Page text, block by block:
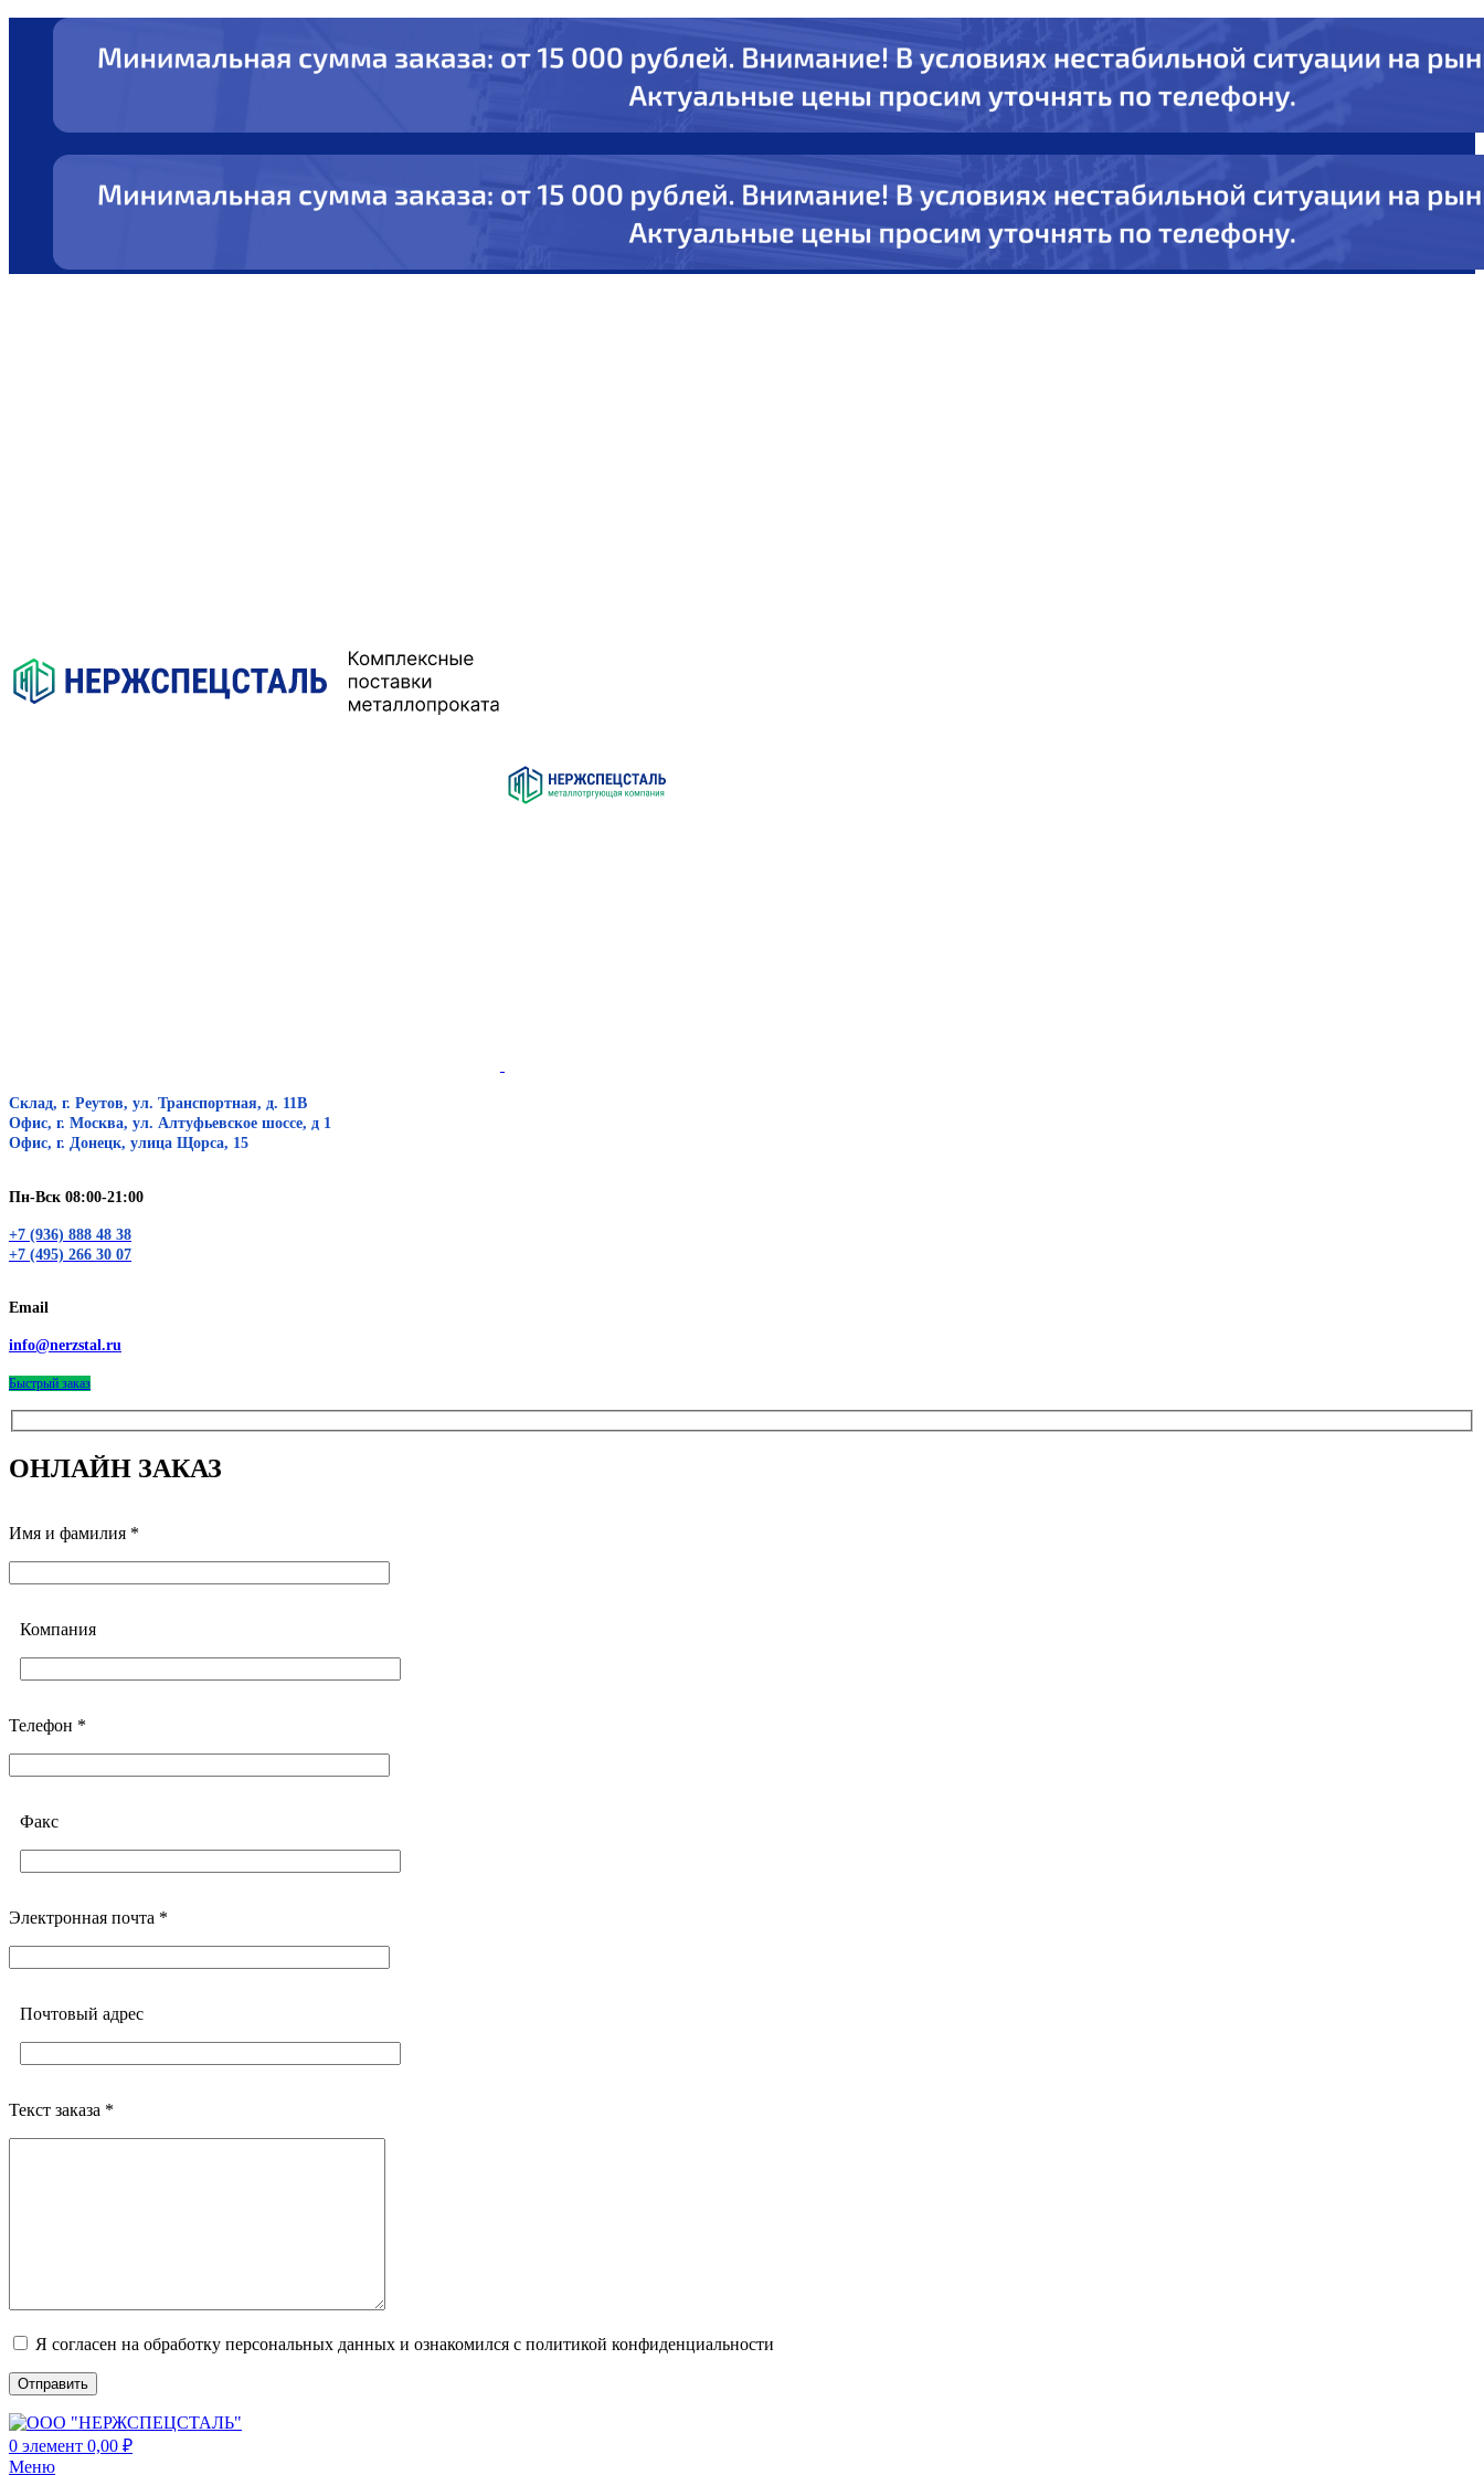
Склад, г. Реутов, ул. Транспортная, д. 11В
Офис, г. Москва, ул. Алтуфьевское шоссе, д 1
Офис, г. Донецк, улица Щорса, 15
Пн-Вск 08:00-21:00
+7 (936) 888 48 38
+7 (495) 266 30 07
Email
info@nerzstal.ru
Быстрый заказ
ОНЛАЙН ЗАКАЗ
Имя и фамилия *
Компания
Телефон *
Факс
Электронная почта *
Почтовый адреc
Текст заказа *
Я согласен на обработку персональных данных и ознакомился с политикой конфиденциальности
0 элемент 0,00 ₽
Меню